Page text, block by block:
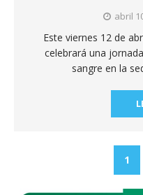
abril
Este viernes 12 de
celebrará una
sangre en la
1